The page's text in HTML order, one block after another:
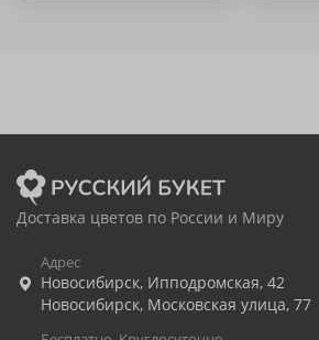
Доставка цветов по России и Миру
Адрес
Новосибирск, Ипподромская, 42
Новосибирск, Московская улица, 77